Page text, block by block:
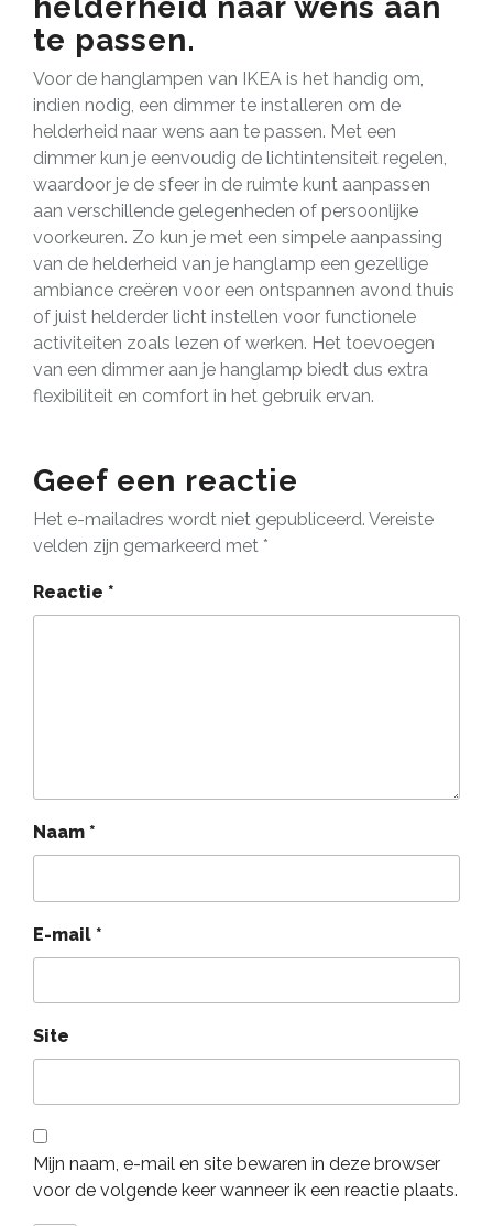
te passen.
Voor de hanglampen van IKEA is het handig om,
indien nodig, een dimmer te installeren om de
helderheid naar wens aan te passen. Met een
dimmer kun je eenvoudig de lichtintensiteit regelen,
waardoor je de sfeer in de ruimte kunt aanpassen
aan verschillende gelegenheden of persoonlijke
voorkeuren. Zo kun je met een simpele aanpassing
van de helderheid van je hanglamp een gezellige
ambiance creëren voor een ontspannen avond thuis
of juist helderder licht instellen voor functionele
activiteiten zoals lezen of werken. Het toevoegen
van een dimmer aan je hanglamp biedt dus extra
flexibiliteit en comfort in het gebruik ervan.
Geef een reactie
Het e-mailadres wordt niet gepubliceerd. Vereiste
velden zijn gemarkeerd met *
Reactie *
Naam *
E-mail *
Site
Mijn naam, e-mail en site bewaren in deze browser
voor de volgende keer wanneer ik een reactie plaats.